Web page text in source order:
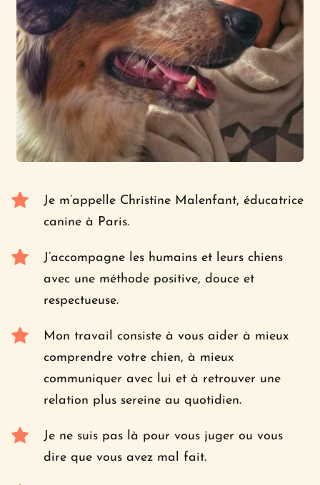
Je m’appelle Christine Malenfant, éducatrice
canine à Paris.
J’accompagne les humains et leurs chiens
avec une méthode positive, douce et
respectueuse.
Mon travail consiste à vous aider à mieux
comprendre votre chien, à mieux
communiquer avec lui et à retrouver une
relation plus sereine au quotidien.
Je ne suis pas là pour vous juger ou vous
dire que vous avez mal fait.